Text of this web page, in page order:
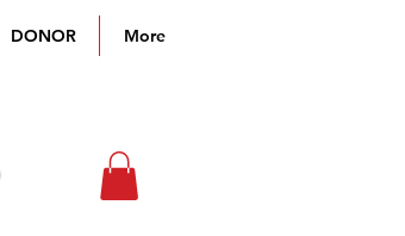
DONOR More